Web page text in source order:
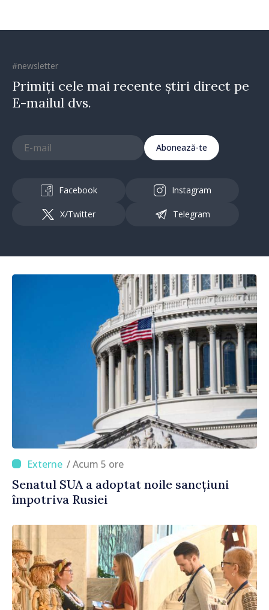
#newsletter
Primiți cele mai recente știri direct pe
E-mailul dvs.
Abonează-te
Facebook Instagram
X/Twitter Telegram
/ Acum 5 ore
Senatul SUA a adoptat noile sancțiuni
împotriva Rusiei